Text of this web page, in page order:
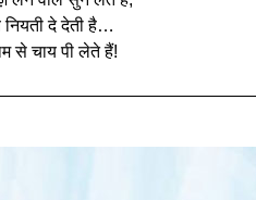
दे देती है…
से चाय पी लेते हैं!